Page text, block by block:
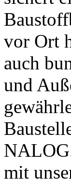
vor Ort
auch
und
mit